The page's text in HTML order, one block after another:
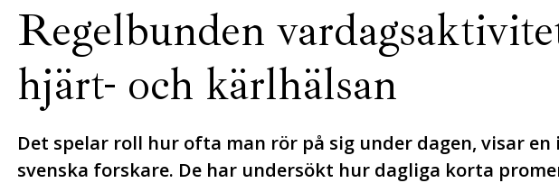
Regelbunden
hjärt- och kärlhälsan
Det spelar roll hur ofta man rör på sig under dagen, visar
svenska forskare. De har undersökt hur dagliga korta